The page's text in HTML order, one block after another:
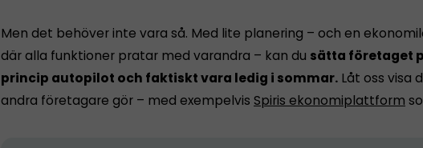
Men det behöver inte vara så. Med lite planering – och en
där alla funktioner pratar med varandra – kan du sätta företaget
princip autopilot och faktiskt vara ledig i sommar. Låt oss visa
andra företagare gör – med exempelvis Spiris ekonomiplattform